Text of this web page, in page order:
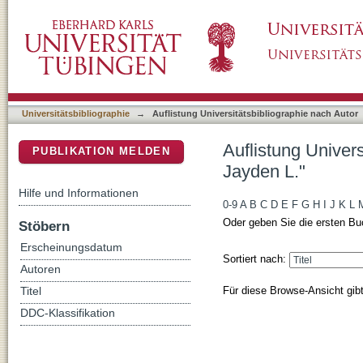
Universitätsbibliographie → Auflistung Universitätsbibliographie nach Autor
Auflistung
Jayden L."
0-9 A B C D E F G H J K L
Oder geben Sie die ersten
Sortiert nach:
Für diese Browse-Ansicht
PUBLIKATION MELDEN
Hilfe und Informationen
Stöbern
Erscheinungsdatum
Autoren
Titel
DDC-Klassifikation